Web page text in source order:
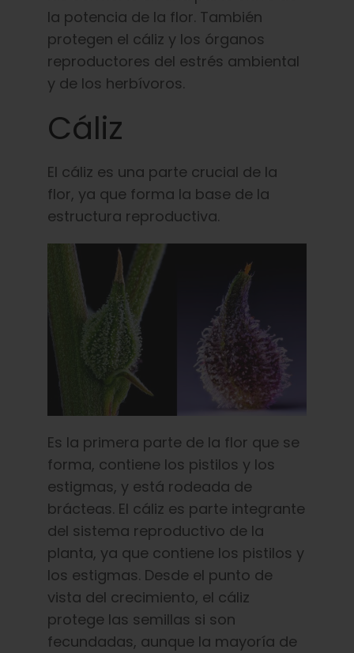
la potencia de la flor. También
protegen el cáliz y los órganos
reproductores del estrés ambiental
y de los herbívoros.
Cáliz
El cáliz es una parte crucial de la
flor, ya que forma la base de la
estructura reproductiva.
Es la primera parte de la flor que se
forma, contiene los pistilos y los
estigmas, y está rodeada de
brácteas. El cáliz es parte integrante
del sistema reproductivo de la
planta, ya que contiene los pistilos y
los estigmas. Desde el punto de
vista del crecimiento, el cáliz
protege las semillas si son
fecundadas, aunque la mayoría de